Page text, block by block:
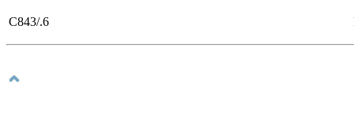
C843/.6